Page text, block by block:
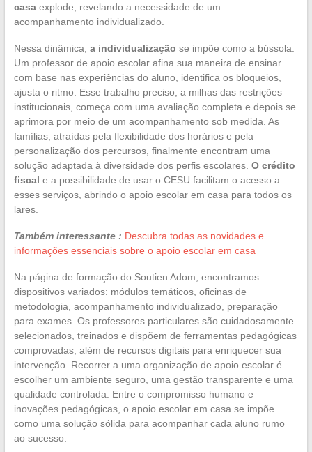
casaexplode, revelando a necessidade de um
acompanhamento individualizado.
Nessa dinâmica, a individualização se impõe como a bússola.
Um professor de apoio escolar afina sua maneira de ensinar
com base nas experiências do aluno, identifica os bloqueios,
ajusta o ritmo. Esse trabalho preciso, a milhas das restrições
institucionais, começa com uma avaliação completa e depois se
aprimora por meio de um acompanhamento sob medida. As
famílias, atraídas pela flexibilidade dos horários e pela
personalização dos percursos, finalmente encontram uma
solução adaptada à diversidade dos perfis escolares. O crédito
fiscal e a possibilidade de usar o CESU facilitam o acesso a
esses serviços, abrindo o apoio escolar em casa para todos os
lares.
Também interessante : Descubra todas as novidades e
informações essenciais sobre o apoio escolar em casa
Na página de formação do Soutien Adom, encontramos
dispositivos variados: módulos temáticos, oficinas de
metodologia, acompanhamento individualizado, preparação
para exames. Os professores particulares são cuidadosamente
selecionados, treinados e dispõem de ferramentas pedagógicas
comprovadas, além de recursos digitais para enriquecer sua
intervenção. Recorrer a uma organização de apoio escolar é
escolher um ambiente seguro, uma gestão transparente e uma
qualidade controlada. Entre o compromisso humano e
inovações pedagógicas, o apoio escolar em casa se impõe
como uma solução sólida para acompanhar cada aluno rumo
ao sucesso.